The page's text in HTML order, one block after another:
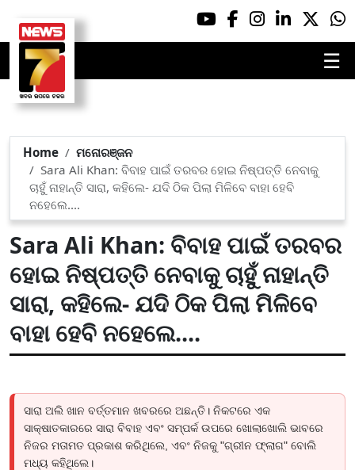
☰
Home
ମନୋରଞ୍ଜନ
Sara Ali Khan: ବିବାହ ପାଇଁ ତରବର ହୋଇ ନିଷ୍ପତ୍ତି ନେବାକୁ
ଚାହୁଁ ନାହାନ୍ତି ସାରା, କହିଲେ- ଯଦି ଠିକ ପିଲା ମିଳିବେ ବାହା ହେବି
ନହେଲେ....
Sara Ali Khan: ବିବାହ ପାଇଁ ତରବର
ହୋଇ ନିଷ୍ପତ୍ତି ନେବାକୁ ଚାହୁଁ ନାହାନ୍ତି
ସାରା, କହିଲେ- ଯଦି ଠିକ ପିଲା ମିଳିବେ
ବାହା ହେବି ନହେଲେ....
ସାରା ଅଲି ଖାନ ବର୍ତ୍ତମାନ ଖବରରେ ଅଛନ୍ତି। ନିକଟରେ ଏକ
ସାକ୍ଷାତକାରରେ ସାରା ବିବାହ ଏବଂ ସମ୍ପର୍କ ଉପରେ ଖୋଲାଖୋଲି ଭାବରେ
ନିଜର ମତାମତ ପ୍ରକାଶ କରିଥିଲେ, ଏବଂ ନିଜକୁ "ଗ୍ରୀନ ଫ୍ଲାଗ" ବୋଲି
ମଧ୍ୟ କହିଥିଲେ।